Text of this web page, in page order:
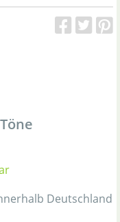
Deutschland